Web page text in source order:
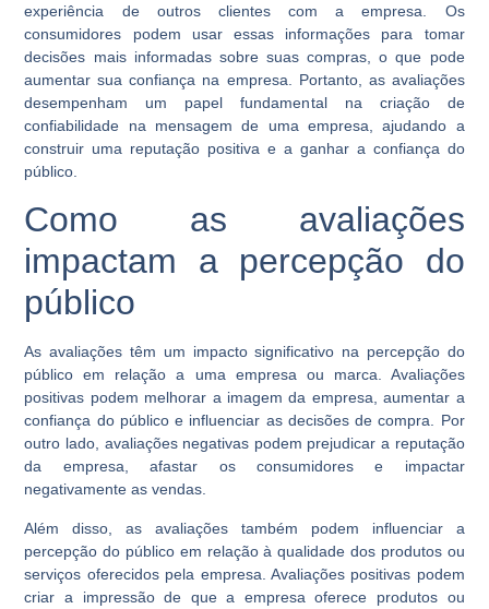
experiência de outros clientes com a empresa. Os
consumidores podem usar essas informações para tomar
decisões mais informadas sobre suas compras, o que pode
aumentar sua confiança na empresa. Portanto, as avaliações
desempenham um papel fundamental na criação de
confiabilidade na mensagem de uma empresa, ajudando a
construir uma reputação positiva e a ganhar a confiança do
público.
Como as avaliações
impactam a percepção do
público
As avaliações têm um impacto significativo na percepção do
público em relação a uma empresa ou marca. Avaliações
positivas podem melhorar a imagem da empresa, aumentar a
confiança do público e influenciar as decisões de compra. Por
outro lado, avaliações negativas podem prejudicar a reputação
da empresa, afastar os consumidores e impactar
negativamente as vendas.
Além disso, as avaliações também podem influenciar a
percepção do público em relação à qualidade dos produtos ou
serviços oferecidos pela empresa. Avaliações positivas podem
criar a impressão de que a empresa oferece produtos ou